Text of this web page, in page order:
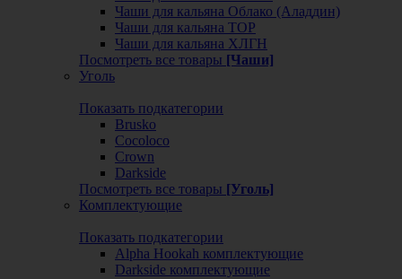
Чаши для кальяна Облако (Аладдин)
Чаши для кальяна ТОР
Чаши для кальяна ХЛГН
Посмотреть все товары [Чаши]
Уголь
Показать подкатегории
Brusko
Cocoloco
Crown
Darkside
Посмотреть все товары [Уголь]
Комплектующие
Показать подкатегории
Alpha Hookah комплектующие
Darkside комплектующие